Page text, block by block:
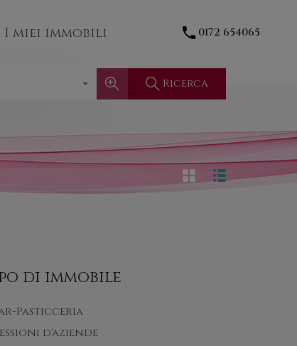
I miei immobili 0172 654065
I miei immobili 0172 654065
Ricerca
di immobile
Pasticceria
d'aziende